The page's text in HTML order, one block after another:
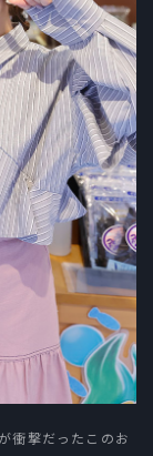
衝撃だったこのお